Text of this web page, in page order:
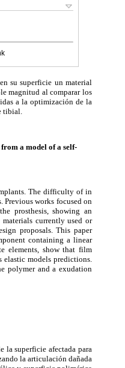
su superficie un material
magnitud al comparar los
a la optimización de la
tibial.
a model of a self-
The difficulty of in
Previous works focused on
prosthesis, showing an
currently used or
proposals. This paper
containing a linear
elements, show that film
models predictions.
polymer and a exudation
la superficie afectada para
la articulación dañada